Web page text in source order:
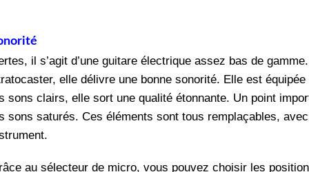
il s’agit d’une guitare électrique assez bas de
elle délivre une bonne sonorité. Elle est
sons clairs, elle sort une qualité étonnante. Un point
sons saturés. Ces éléments sont tous remplaçables,
au sélecteur de micro, vous pouvez choisir les